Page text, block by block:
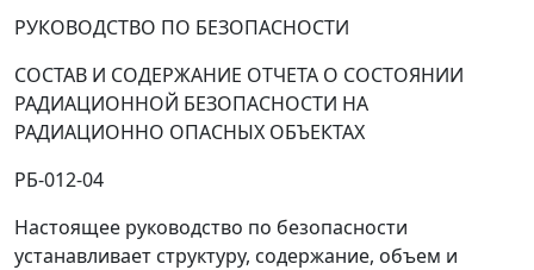
РУКОВОДСТВО ПО БЕЗОПАСНОСТИ
СОСТАВ И СОДЕРЖАНИЕ ОТЧЕТА О СОСТОЯНИИ
РАДИАЦИОННОЙ БЕЗОПАСНОСТИ НА
РАДИАЦИОННО ОПАСНЫХ ОБЪЕКТАХ
РБ-012-04
Настоящее руководство по безопасности
устанавливает структуру, содержание, объем и